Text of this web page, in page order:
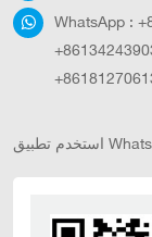
WhatsApp :